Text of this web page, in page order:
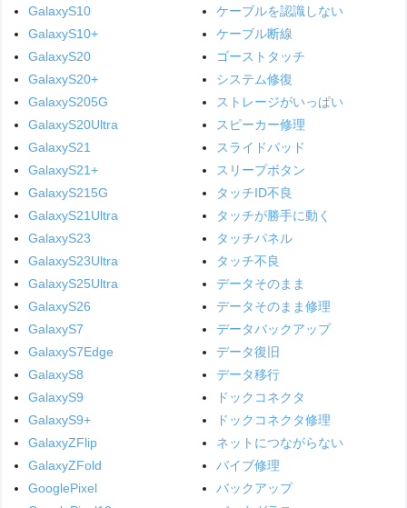
GalaxyS10
GalaxyS10+
GalaxyS20
GalaxyS20+
GalaxyS205G
GalaxyS20Ultra
GalaxyS21
GalaxyS21+
GalaxyS215G
GalaxyS21Ultra
GalaxyS23
GalaxyS23Ultra
GalaxyS25Ultra
GalaxyS26
GalaxyS7
GalaxyS7Edge
GalaxyS8
GalaxyS9
GalaxyS9+
GalaxyZFlip
GalaxyZFold
GooglePixel
ケーブルを認識しない
ケーブル断線
ゴーストタッチ
システム修復
ストレージがいっぱい
スピーカー修理
スライドパッド
スリープボタン
タッチID不良
タッチが勝手に動く
タッチパネル
タッチ不良
データそのまま
データそのまま修理
データバックアップ
データ復旧
データ移行
ドックコネクタ
ドックコネクタ修理
ネットにつながらない
バイブ修理
バックアップ